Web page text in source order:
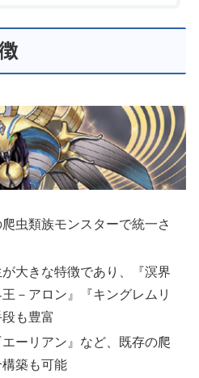
虫類族モンスターで統一さ
大きな特徴であり、『溟界
－アロン』『キングレムリ
も豊富
エーリアン』など、既存の爬
築も可能